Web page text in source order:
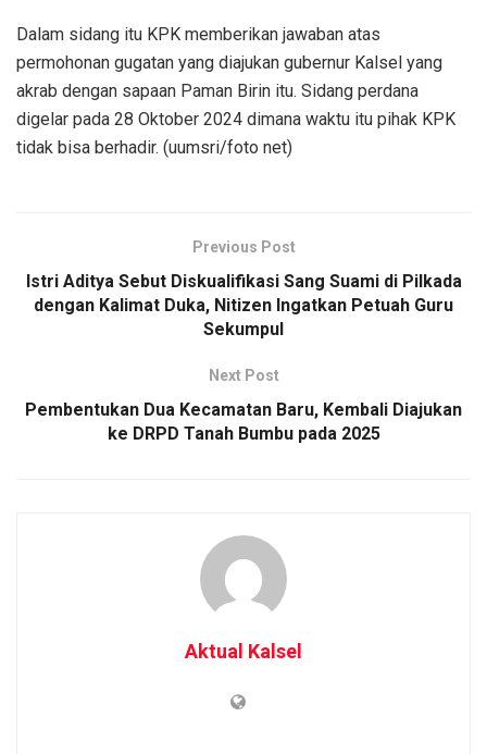
Dalam sidang itu KPK memberikan jawaban atas
permohonan gugatan yang diajukan gubernur Kalsel yang
akrab dengan sapaan Paman Birin itu. Sidang perdana
digelar pada 28 Oktober 2024 dimana waktu itu pihak KPK
tidak bisa berhadir. (uumsri/foto net)
Previous Post
Istri Aditya Sebut Diskualifikasi Sang Suami di Pilkada
dengan Kalimat Duka, Nitizen Ingatkan Petuah Guru
Sekumpul
Next Post
Pembentukan Dua Kecamatan Baru, Kembali Diajukan
ke DRPD Tanah Bumbu pada 2025
Aktual Kalsel